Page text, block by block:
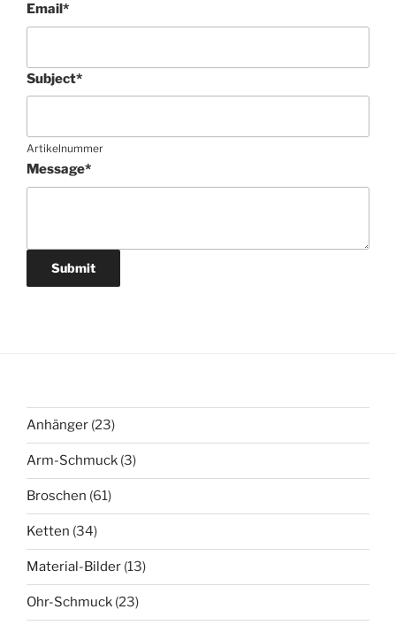
Email*
Subject*
Artikelnummer
Message*
Submit
Anhänger 2323
Produkte
Arm-Schmuck 33
Produkte
Broschen 6161
Produkte
Ketten 3434
Produkte
Material-Bilder 1313
Produkte
Ohr-Schmuck 2323